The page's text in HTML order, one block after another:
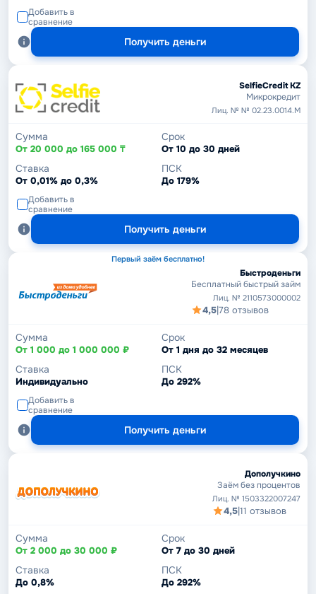
Добавить в
сравнение
Получить деньги
SelfieCredit KZ
Микрокредит
Лиц. № № 02.23.0014.М
Сумма
От 20 000 до 165 000 ₸
Срок
От 10 до 30 дней
Ставка
От 0,01% до 0,3%
ПСК
До 179%
Добавить в
сравнение
Получить деньги
Первый заём бесплатно!
Быстроденьги
Бесплатный быстрый займ
Лиц. № 2110573000002
4,5|78 отзывов
Сумма
От 1 000 до 1 000 000 ₽
Срок
От 1 дня до 32 месяцев
Ставка
Индивидуально
ПСК
До 292%
Добавить в
сравнение
Получить деньги
Дополучкино
Заём без процентов
Лиц. № 1503322007247
4,5|11 отзывов
Сумма
От 2 000 до 30 000 ₽
Срок
От 7 до 30 дней
Ставка
До 0,8%
ПСК
До 292%